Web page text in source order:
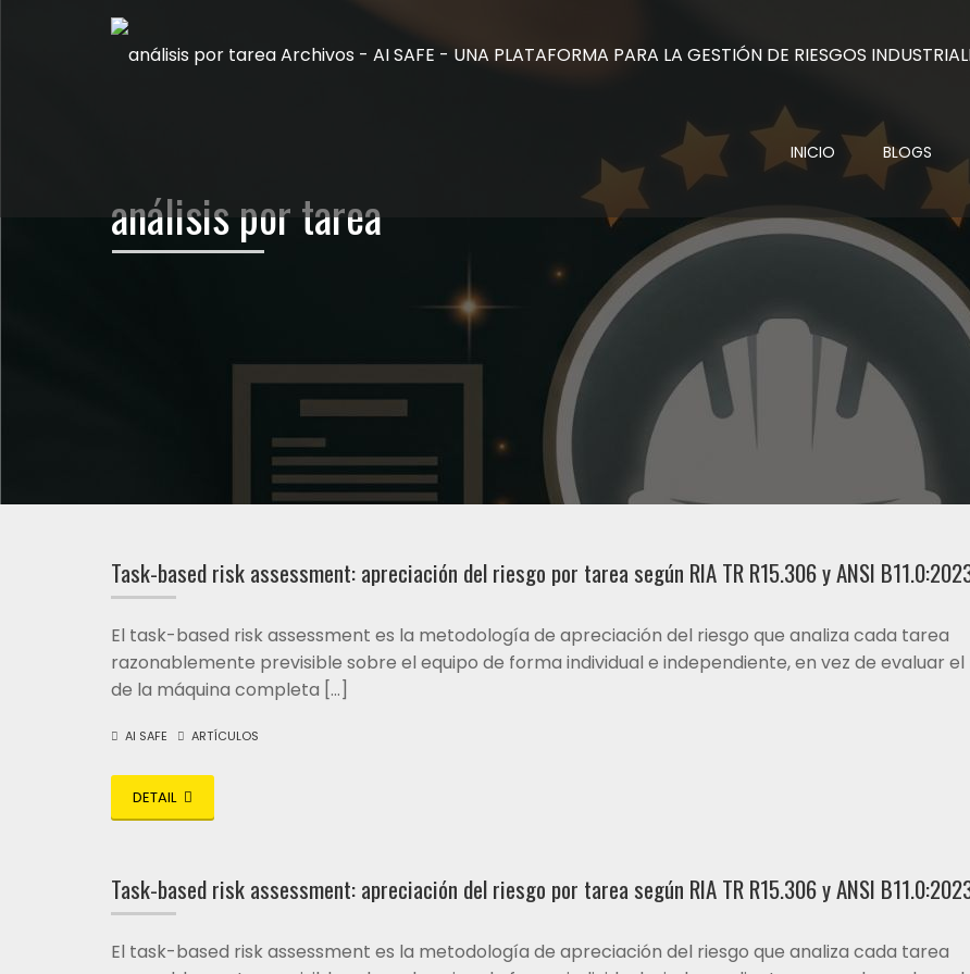
INICIO BLOGS
análisis por tarea
Task-based risk assessment: apreciación del riesgo por tarea según RIA TR R15.306 y ANSI
El task-based risk assessment es la metodología de apreciación del riesgo que analiza cada tarea
razonablemente previsible sobre el equipo de forma individual e independiente, en vez de evaluar el
de la máquina completa […]
AI SAFE ARTÍCULOS
DETAIL
Task-based risk assessment: apreciación del riesgo por tarea según RIA TR R15.306 y ANSI
El task-based risk assessment es la metodología de apreciación del riesgo que analiza cada tarea